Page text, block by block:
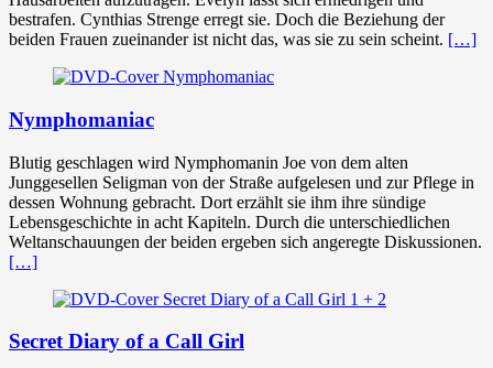
bestrafen. Cynthias Strenge erregt sie. Doch die Beziehung der
beiden Frauen zueinander ist nicht das, was sie zu sein scheint. […]
Nymphomaniac
Blutig geschlagen wird Nymphomanin Joe von dem alten
Junggesellen Seligman von der Straße aufgelesen und zur Pflege in
dessen Wohnung gebracht. Dort erzählt sie ihm ihre sündige
Lebensgeschichte in acht Kapiteln. Durch die unterschiedlichen
Weltanschauungen der beiden ergeben sich angeregte Diskussionen.
[…]
Secret Diary of a Call Girl